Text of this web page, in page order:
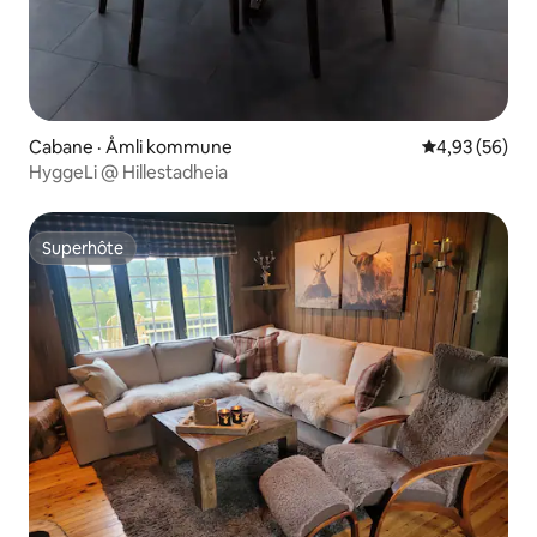
Cabane · Åmli kommune Note
4,93 (56)
HyggeLi @ Hillestadheia
Superhôte
Superhôte